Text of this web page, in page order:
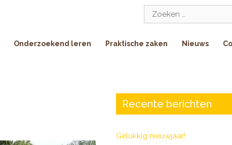
Zoek
naar:
Onderzoekend leren Praktische zaken Nieuws
Recente berichten
Gelukkig nieuwjaar!